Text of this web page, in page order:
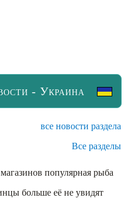
- Украина
все новости раздела
Все разделы
популярная рыба
больше её не увидят